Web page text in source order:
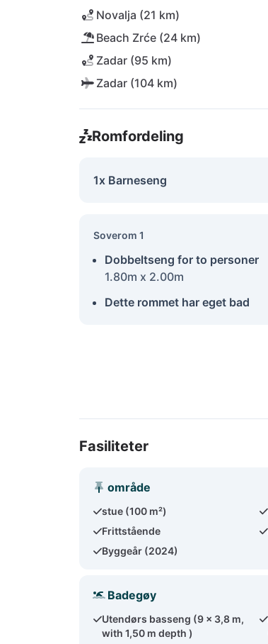
Novalja (21 km)
Beach Zrće (24 km)
Zadar (95 km)
Zadar (104 km)
Romfordeling
1x Barneseng
Soverom 1
Dobbeltseng for to personer
1.80m x 2.00m
Dette rommet har eget bad
Fasiliteter
område
stue (100 m²)
Frittstående
Byggeår (2024)
Badegøy
Utendørs basseng (9 x 3,8 m,
with 1,50 m depth )